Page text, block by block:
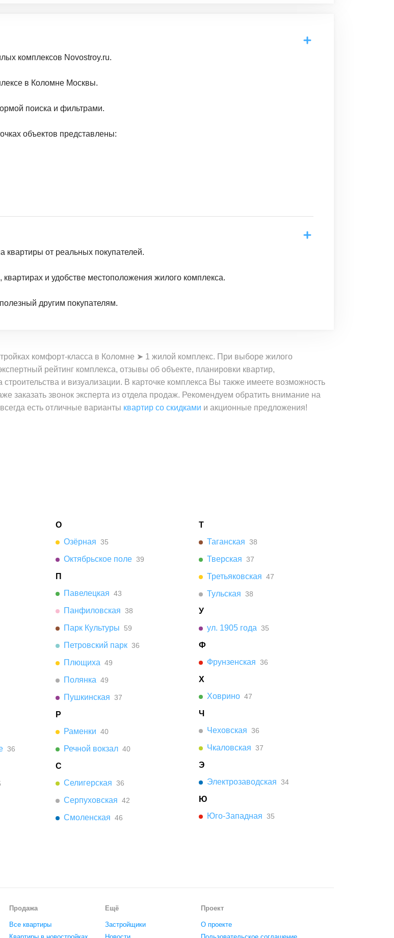
комплексов Novostroy.ru.
в Коломне Москвы.
поиска и фильтрами.
объектов представлены:
квартиры от реальных покупателей.
и удобстве местоположения жилого комплекса.
другим покупателям.
комфорт-класса в Коломне ➤ 1 жилой комплекс. При выборе жилого
рейтинг комплекса, отзывы об объекте, планировки квартир,
и визуализации. В карточке комплекса Вы также имеете возможность
заказать звонок эксперта из отдела продаж. Рекомендуем обратить внимание на
есть отличные варианты квартир со скидками и акционные предложения!
36
О
Озёрная 35
Октябрьское поле 39
П
Павелецкая 43
Панфиловская 38
Парк Культуры 59
Петровский парк 36
Плющиха 49
Полянка 49
Пушкинская 37
Р
Раменки 40
Речной вокзал 40
С
Селигерская 36
Серпуховская 42
Смоленская 46
Т
Таганская 38
Тверская 37
Третьяковская 47
Тульская 38
У
ул. 1905 года 35
Ф
Фрунзенская 36
Х
Ховрино 47
Ч
Чеховская 36
Чкаловская 37
Э
Электрозаводская 34
Ю
Юго-Западная 35
Продажа
Все квартиры
Ещё
Застройщики
Проект
О проекте